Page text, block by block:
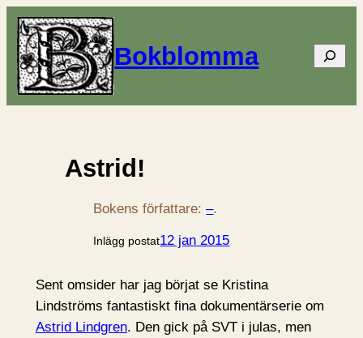
Bokblomma Sök
Astrid!
Bokens författare:–.
Inlägg postat12 jan 2015
Sent omsider har jag börjat se Kristina
Lindströms fantastiskt fina dokumentärserie om
Astrid Lindgren. Den gick på SVT i julas, men